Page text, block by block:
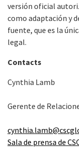
versión oficial
como adaptación y
fuente, que es la
legal.
Contacts
Cynthia Lamb
Gerente de
Sala de prensa de